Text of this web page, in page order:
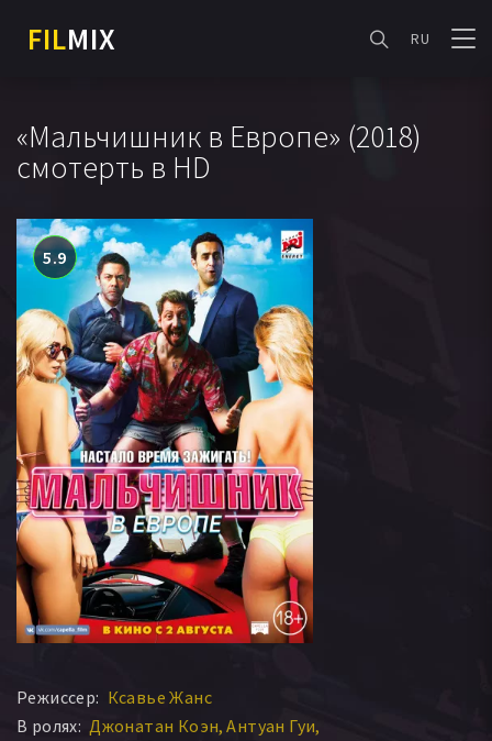
FILMIX RU
«Мальчишник в Европе» (2018)
смотерть в HD
5.9
Режиссер: Ксавье Жанс
В ролях: Джонатан Коэн Антуан Гуи